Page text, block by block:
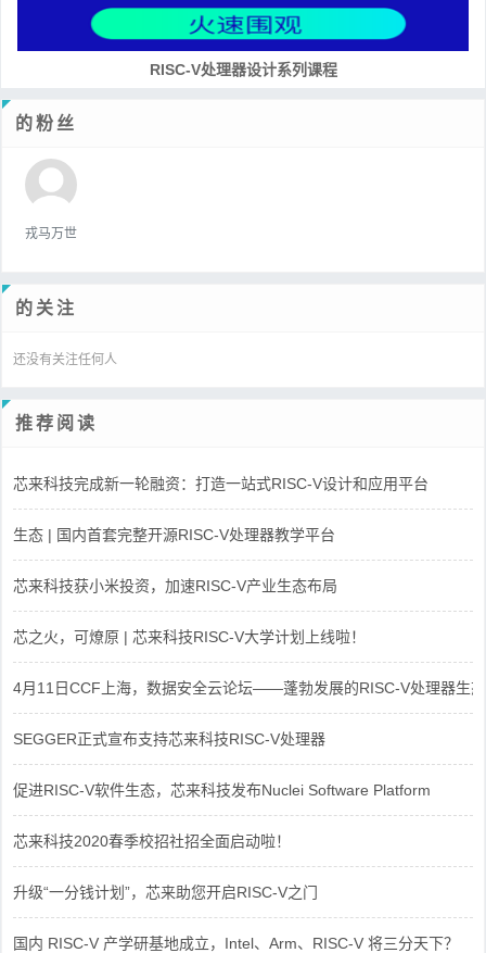
RISC-V处理器设计系列课程
的粉丝
戎马万世
的关注
还没有关注任何人
推荐阅读
芯来科技完成新一轮融资：打造一站式RISC-V设计和应用平台
生态 | 国内首套完整开源RISC-V处理器教学平台
芯来科技获小米投资，加速RISC-V产业生态布局
芯之火，可燎原 | 芯来科技RISC-V大学计划上线啦！
4月11日CCF上海，数据安全云论坛——蓬勃发展的RISC-V处理器生态
SEGGER正式宣布支持芯来科技RISC-V处理器
促进RISC-V软件生态，芯来科技发布Nuclei Software Platform
芯来科技2020春季校招社招全面启动啦！
升级“一分钱计划”，芯来助您开启RISC-V之门
国内 RISC-V 产学研基地成立，Intel、Arm、RISC-V 将三分天下？